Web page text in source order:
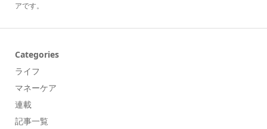
アです。
Categories
ライフ
マネーケア
連載
記事一覧